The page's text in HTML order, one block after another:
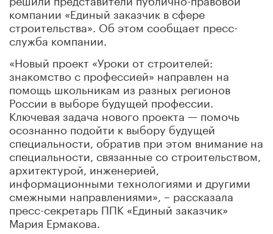
компании «Единый заказчик в сфере
строительства». Об этом сообщает пресс-
служба компании.
«Новый проект «Уроки от строителей:
знакомство с профессией» направлен на
помощь школьникам из разных регионов
России в выборе будущей профессии.
Ключевая задача нового проекта — помочь
осознанно подойти к выбору будущей
специальности, обратив при этом внимание на
специальности, связанные со строительством,
архитектурой, инженерией,
информационными технологиями и другими
смежными направлениями», – рассказала
пресс-секретарь ППК «Единый заказчик»
Мария Ермакова.